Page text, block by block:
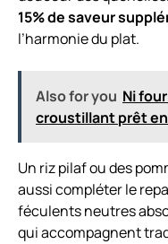
15% de saveur
l’harmonie du plat.
Also for you Ni
croustillant prêt
Un riz pilaf ou des
aussi compléter le
féculents neutres
qui accompagnent